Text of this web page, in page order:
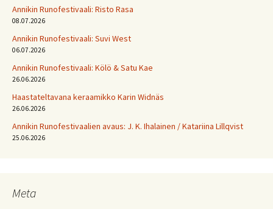
Annikin Runofestivaali: Risto Rasa
08.07.2026
Annikin Runofestivaali: Suvi West
06.07.2026
Annikin Runofestivaali: Kölö & Satu Kae
26.06.2026
Haastateltavana keraamikko Karin Widnäs
26.06.2026
Annikin Runofestivaalien avaus: J. K. Ihalainen / Katariina Lillqvist
25.06.2026
Meta